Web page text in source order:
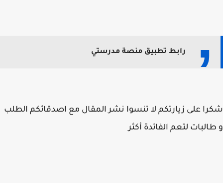
رابط تطبيق منصة مدرستي
على زيارتكم لا تنسوا نشر المقال مع اصدقائكم الطلب
لتعم الفائدة أكثر